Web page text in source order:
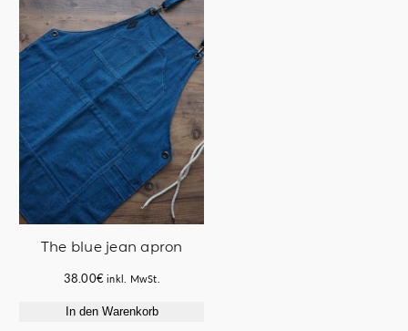
The blue jean apron
38.00€ inkl. MwSt.
In den Warenkorb